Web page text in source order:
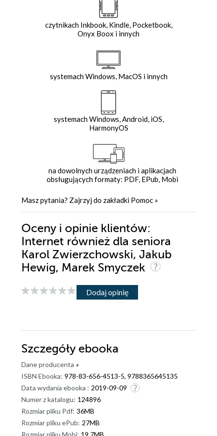
czytnikach Inkbook, Kindle, Pocketbook,
Onyx Boox i innych
systemach Windows, MacOS i innych
systemach Windows, Android, iOS,
HarmonyOS
na dowolnych urządzeniach i aplikacjach
obsługujących formaty: PDF, EPub, Mobi
Masz pytania? Zajrzyj do zakładki Pomoc »
Oceny i opinie klientów:
Internet również dla seniora
Karol Zwierzchowski, Jakub
Hewig, Marek Smyczek
Dodaj opinię
Szczegóły ebooka
Dane producenta »
ISBN Ebooka: 978-83-656-4513-5, 9788365645135
Data wydania ebooka : 2019-09-09
Numer z katalogu: 124896
Rozmiar pliku Pdf: 36MB
Rozmiar pliku ePub: 27MB